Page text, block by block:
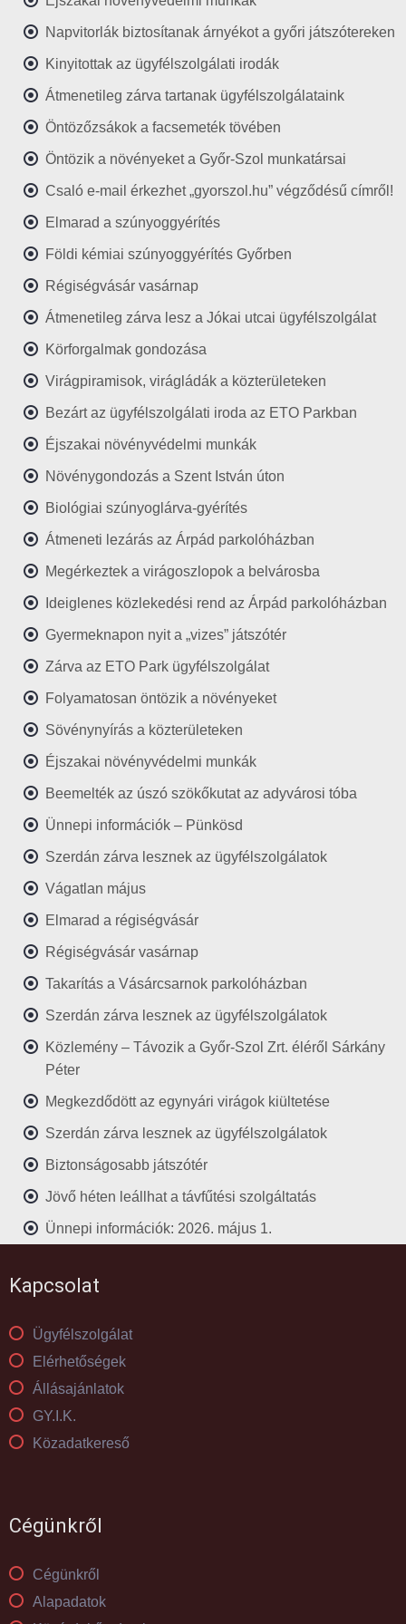
Napvitorlák biztosítanak árnyékot a győri játszótereken
Kinyitottak az ügyfélszolgálati irodák
Átmenetileg zárva tartanak ügyfélszolgálataink
Öntözőzsákok a facsemeték tövében
Öntözik a növényeket a Győr-Szol munkatársai
Csaló e-mail érkezhet „gyorszol.hu” végződésű címről!
Elmarad a szúnyoggyérítés
Földi kémiai szúnyoggyérítés Győrben
Régiségvásár vasárnap
Átmenetileg zárva lesz a Jókai utcai ügyfélszolgálat
Körforgalmak gondozása
Virágpiramisok, virágládák a közterületeken
Bezárt az ügyfélszolgálati iroda az ETO Parkban
Éjszakai növényvédelmi munkák
Növénygondozás a Szent István úton
Biológiai szúnyoglárva-gyérítés
Átmeneti lezárás az Árpád parkolóházban
Megérkeztek a virágoszlopok a belvárosba
Ideiglenes közlekedési rend az Árpád parkolóházban
Gyermeknapon nyit a „vizes” játszótér
Zárva az ETO Park ügyfélszolgálat
Folyamatosan öntözik a növényeket
Sövénynyírás a közterületeken
Éjszakai növényvédelmi munkák
Beemelték az úszó szökőkutat az adyvárosi tóba
Ünnepi információk – Pünkösd
Szerdán zárva lesznek az ügyfélszolgálatok
Vágatlan május
Elmarad a régiségvásár
Régiségvásár vasárnap
Takarítás a Vásárcsarnok parkolóházban
Szerdán zárva lesznek az ügyfélszolgálatok
Közlemény – Távozik a Győr-Szol Zrt. éléről Sárkány
Péter
Megkezdődött az egynyári virágok kiültetése
Szerdán zárva lesznek az ügyfélszolgálatok
Biztonságosabb játszótér
Jövő héten leállhat a távfűtési szolgáltatás
Ünnepi információk: 2026. május 1.
Kapcsolat
Ügyfélszolgálat
Elérhetőségek
Állásajánlatok
GY.I.K.
Közadatkereső
Cégünkről
Cégünkről
Alapadatok